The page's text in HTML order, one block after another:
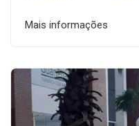
Mais informações